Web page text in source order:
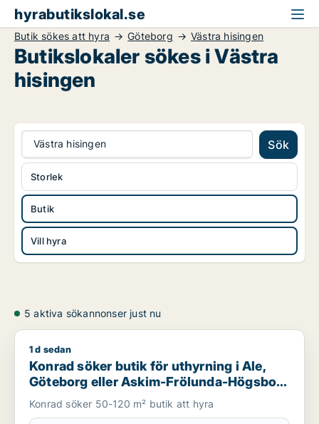
hyrabutikslokal.se
Butik sökes att hyra Göteborg Västra hisingen
Butikslokaler sökes i Västra
hisingen
Västra hisingen Sök
Butik
Vill hyra
Storlek
5 aktiva sökannonser just nu
Konrad söker butik för uthyrning i Ale, Göteborg eller
1 d sedan
Konrad söker butik för uthyrning i Ale,
Göteborg eller Askim-Frölunda-Högsbo
m.fl.
Konrad söker 50-120 m² butik att hyra